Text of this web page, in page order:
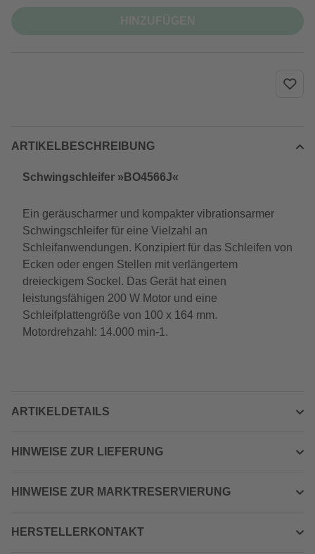
ARTIKELBESCHREIBUNG
Schwingschleifer »BO4566J«
Ein geräuscharmer und kompakter vibrationsarmer
Schwingschleifer für eine Vielzahl an
Schleifanwendungen. Konzipiert für das Schleifen von
Ecken oder engen Stellen mit verlängertem
dreieckigem Sockel. Das Gerät hat einen
leistungsfähigen 200 W Motor und eine
Schleifplattengröße von 100 x 164 mm.
Motordrehzahl: 14.000 min-1.
ARTIKELDETAILS
HINWEISE ZUR LIEFERUNG
HINWEISE ZUR MARKTRESERVIERUNG
HERSTELLERKONTAKT